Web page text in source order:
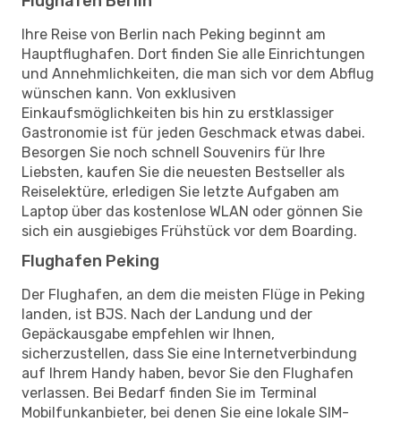
Ihre Reise von Berlin nach Peking beginnt am
Hauptflughafen. Dort finden Sie alle Einrichtungen
und Annehmlichkeiten, die man sich vor dem Abflug
wünschen kann. Von exklusiven
Einkaufsmöglichkeiten bis hin zu erstklassiger
Gastronomie ist für jeden Geschmack etwas dabei.
Besorgen Sie noch schnell Souvenirs für Ihre
Liebsten, kaufen Sie die neuesten Bestseller als
Reiselektüre, erledigen Sie letzte Aufgaben am
Laptop über das kostenlose WLAN oder gönnen Sie
sich ein ausgiebiges Frühstück vor dem Boarding.
Flughafen Peking
Der Flughafen, an dem die meisten Flüge in Peking
landen, ist BJS. Nach der Landung und der
Gepäckausgabe empfehlen wir Ihnen,
sicherzustellen, dass Sie eine Internetverbindung
auf Ihrem Handy haben, bevor Sie den Flughafen
verlassen. Bei Bedarf finden Sie im Terminal
Mobilfunkanbieter, bei denen Sie eine lokale SIM-